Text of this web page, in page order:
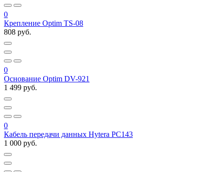
0
Крепление Optim TS-08
808 руб.
0
Основание Optim DV-921
1 499 руб.
0
Кабель передачи данных Hytera PC143
1 000 руб.